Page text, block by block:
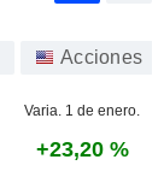
Acciones
Varia. 1 de enero.
+23,20 %